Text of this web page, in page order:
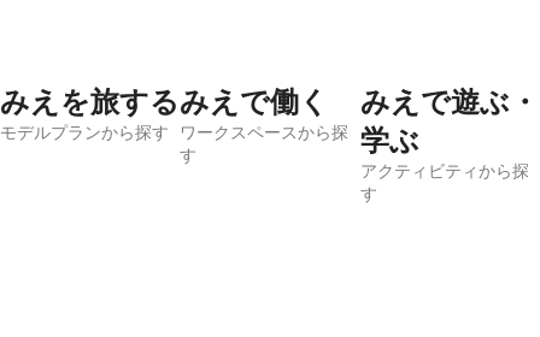
みえを旅する
モデルプランから探す
みえで働く
ワークスペースから探
す
みえで遊ぶ・
学ぶ
アクティビティから探
す